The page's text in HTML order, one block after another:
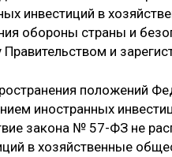
инвестиций в
обороны страны и
и
положений
иностранных
закона № 57-ФЗ не
в хозяйственные